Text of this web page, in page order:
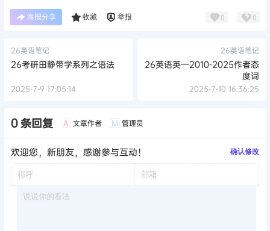
海报分享 收藏 举报 0 0
26英语笔记
26考研田静带学系列之语法
2025-7-9 17:05:14
26英语笔记
26英语英一2010-2025作者态
度词
2025-7-10 16:36:25
0 条回复 A 文章作者 M 管理员
欢迎您，新朋友，感谢参与互动！ 确认修改